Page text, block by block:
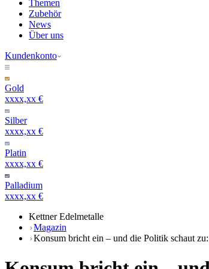
Themen
Zubehör
News
Über uns
Kundenkonto
Gold
xxxx,xx €
Silber
xxxx,xx €
Platin
xxxx,xx €
Palladium
xxxx,xx €
Kettner Edelmetalle
Magazin
Konsum bricht ein – und die Politik schaut